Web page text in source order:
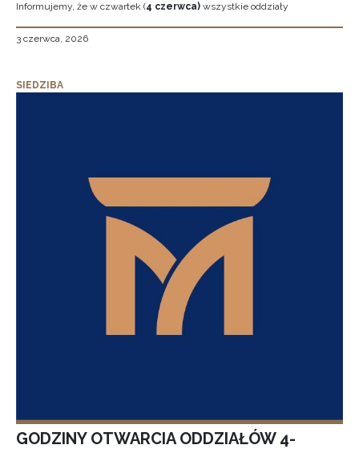
Informujemy, że w czwartek (4 czerwca) wszystkie oddziały
3 czerwca, 2026
SIEDZIBA
GODZINY OTWARCIA ODDZIAŁÓW 4-